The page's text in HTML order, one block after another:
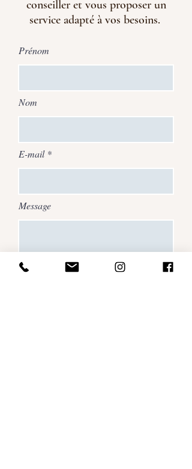
conseiller et vous proposer un
service adapté à vos besoins.
Prénom
Nom
E-mail
Message
Envoyer